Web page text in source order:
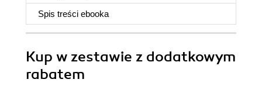
Spis treści ebooka
Kup w zestawie z dodatkowym
rabatem